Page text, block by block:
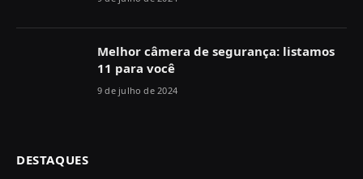
Melhor câmera de segurança: listamos
11 para você
9 de julho de 2024
DESTAQUES